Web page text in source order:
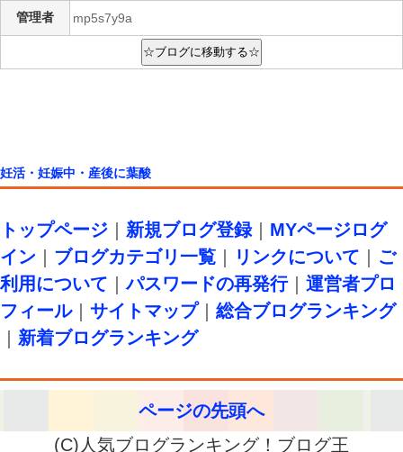
管理者 mp5s7y9a
妊活・妊娠中・産後に葉酸
トップページ 新規ブログ登録｜ MYページログ
イン
ブログカテゴリ一覧 リンクについて
ご
利用について ｜パスワードの再発行｜ 運営者プロ
フィール｜ サイトマップ｜ 総合ブログランキング
新着ブログランキング
ページの先頭へ
(C)人気ブログランキング！ブログ王